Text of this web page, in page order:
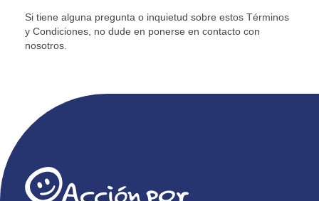
Si tiene alguna pregunta o inquietud sobre estos Términos
y Condiciones, no dude en ponerse en contacto con
nosotros.